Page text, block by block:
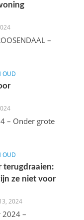
–
OUD
– Onder grote
OUD
terugdraaien:
ze niet voor
2024
2024 –